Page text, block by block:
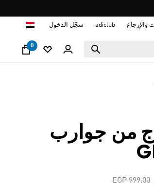
والإرجاع adiclub سجّل الدخول
0
من جوارب
Price reduced from
EGP 999.00
to